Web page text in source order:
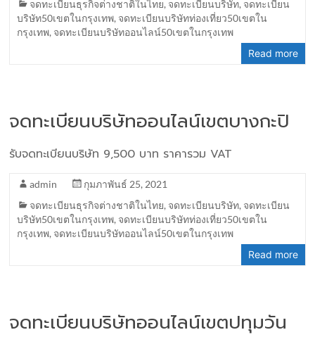
จดทะเบียนธุรกิจต่างชาติในไทย, จดทะเบียนบริษัท, จดทะเบียน
บริษัท50เขตในกรุงเทพ, จดทะเบียนบริษัทท่องเที่ยว50เขตใน
กรุงเทพ, จดทะเบียนบริษัทออนไลน์50เขตในกรุงเทพ
Read more
จดทะเบียนบริษัทออนไลน์เขตบางกะปิ
รับจดทะเบียนบริษัท 9,500 บาท ราคารวม VAT
admin
กุมภาพันธ์ 25, 2021
จดทะเบียนธุรกิจต่างชาติในไทย, จดทะเบียนบริษัท, จดทะเบียน
บริษัท50เขตในกรุงเทพ, จดทะเบียนบริษัทท่องเที่ยว50เขตใน
กรุงเทพ, จดทะเบียนบริษัทออนไลน์50เขตในกรุงเทพ
Read more
จดทะเบียนบริษัทออนไลน์เขตปทุมวัน